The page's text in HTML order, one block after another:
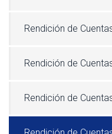
Rendición de
Rendición de
Rendición de